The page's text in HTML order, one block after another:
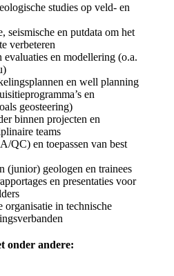
studies op veld- en
seismische en putdata om het
verbeteren
en modellering (o.a.
en well planning
en
geosteering)
binnen projecten en
teams
QC) en toepassen van best
(junior) geologen en trainees
en presentaties voor
organisatie in technische
onder andere: